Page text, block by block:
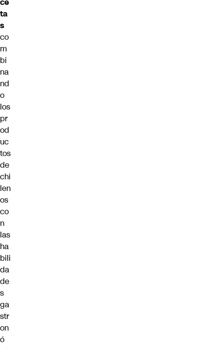
ta
s
co
m
bi
na
nd
o
los
pr
od
uc
tos
de
chi
len
os
co
n
las
ha
bili
da
de
s
ga
str
on
ó